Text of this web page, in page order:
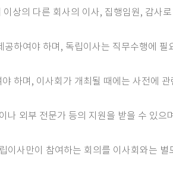
상의 다른 회사의 이사, 집행임원, 감사
하여야 하며, 독립이사는 직무수행에
하며, 이사회가 개최될 때에는 사전에
나 외부 전문가 등의 지원을 받을 수 있
이사만이 참여하는 회의를 이사회와는